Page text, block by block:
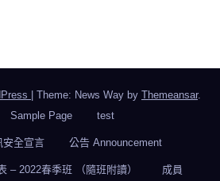
Theme: News Way by Themeansar.
Sample Page test
安全宣言 公告 Announcement
– 2022春季班 （隨班附讀） 成員